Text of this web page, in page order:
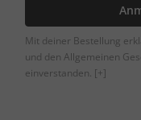
Mit deiner Bestellung
und den Allgemeinen
einverstanden. [+]